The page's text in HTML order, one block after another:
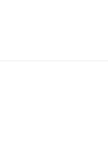
-
419/como-